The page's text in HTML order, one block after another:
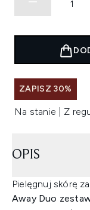
ZAPISZ 30%
Na stanie | Z
OPIS
Pielęgnuj skórę
Away Duo